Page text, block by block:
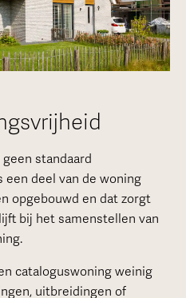
standaard
een deel van de woning
opgebouwd en dat zorgt
bij het samenstellen van
cataloguswoning weinig
uitbreidingen of